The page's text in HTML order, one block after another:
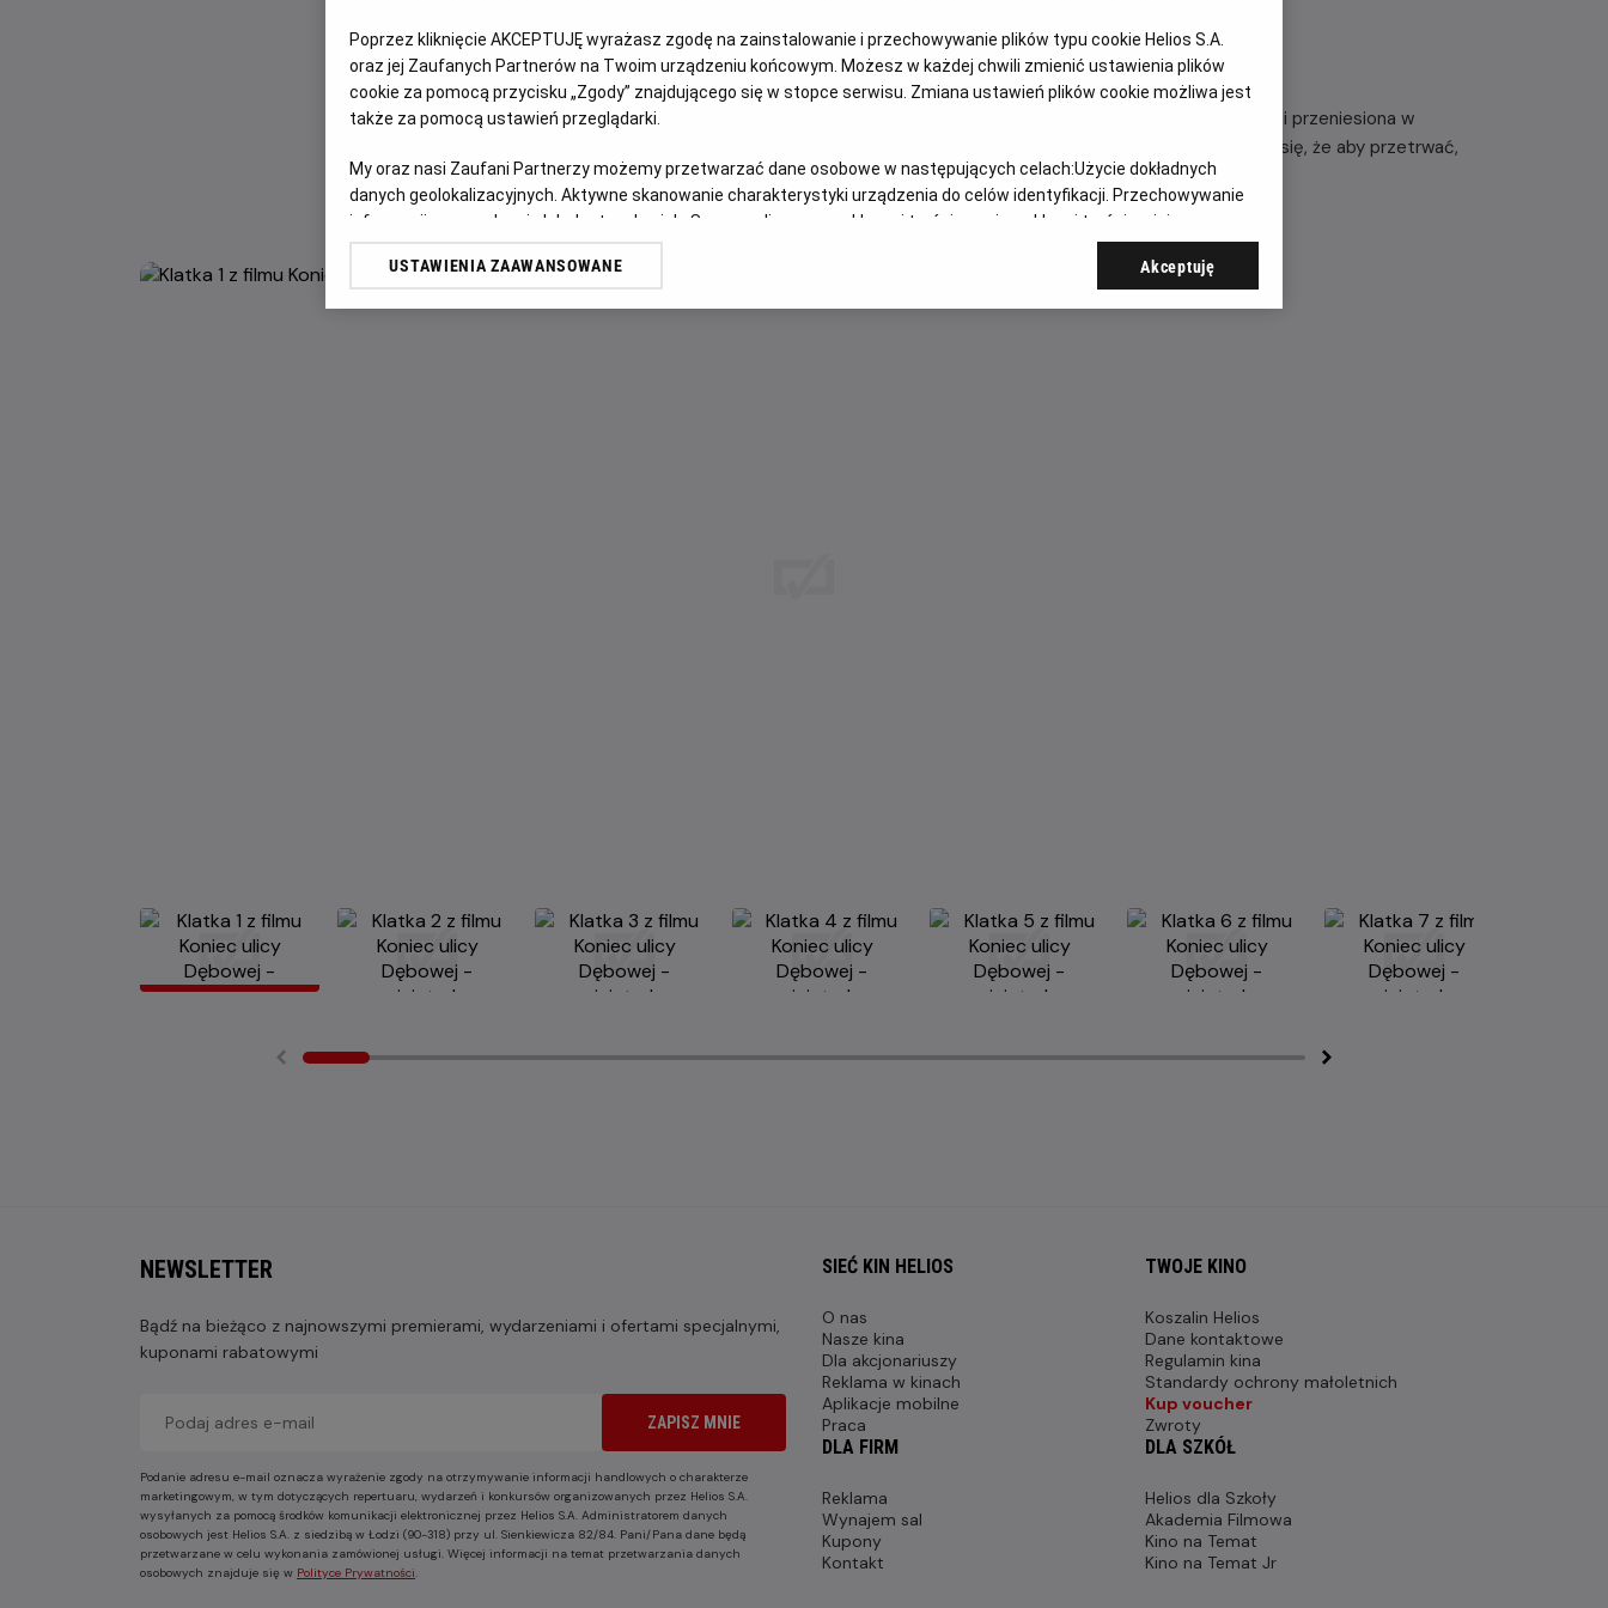
OPIS FILMU
Wskutek tajemniczego wydarzenia ulica Dębowa zostaje oddzielona od przedmieść i przeniesiona w
nieznane miejsce. Tam, w zupełnie obcej okolicy, rodzina Plattów szybko przekonuje się, że ​​aby przetrwać,
musi trzymać się razem.
NEWSLETTER
Bądź na bieżąco z najnowszymi premierami, wydarzeniami i ofertami specjalnymi,
kuponami rabatowymi
ZAPISZ MNIE
Podanie adresu e-mail oznacza wyrażenie zgody na otrzymywanie informacji handlowych o charakterze
marketingowym, w tym dotyczących repertuaru, wydarzeń i konkursów organizowanych przez Helios S.A.
wysyłanych za pomocą środków komunikacji elektronicznej przez Helios S.A. Administratorem danych
osobowych jest Helios S.A. z siedzibą w Łodzi (90-318) przy ul. Sienkiewicza 82/84. Pani/Pana dane będą
przetwarzane w celu wykonania zamówionej usługi. Więcej informacji na temat przetwarzania danych
osobowych znajduje się w Polityce Prywatności.
SIEĆ KIN HELIOS
O nas
Nasze kina
Dla akcjonariuszy
Reklama w kinach
Aplikacje mobilne
Praca
TWOJE KINO
Koszalin Helios
Dane kontaktowe
Regulamin kina
Standardy ochrony małoletnich
Kup voucher
Zwroty
DLA FIRM
Reklama
Wynajem sal
Kupony
Kontakt
DLA SZKÓŁ
Helios dla Szkoły
Akademia Filmowa
Kino na Temat
Kino na Temat Jr
Poprzez kliknięcie AKCEPTUJĘ wyrażasz zgodę na zainstalowanie i przechowywanie plików typu cookie Helios S.A.
oraz jej Zaufanych Partnerów na Twoim urządzeniu końcowym. Możesz w każdej chwili zmienić ustawienia plików
cookie za pomocą przycisku „Zgody” znajdującego się w stopce serwisu. Zmiana ustawień plików cookie możliwa jest
także za pomocą ustawień przeglądarki.
My oraz nasi Zaufani Partnerzy możemy przetwarzać dane osobowe w następujących celach:Użycie dokładnych
danych geolokalizacyjnych. Aktywne skanowanie charakterystyki urządzenia do celów identyfikacji. Przechowywanie
informacji na urządzeniu lub dostęp do nich. Spersonalizowane reklamy i treści, pomiar reklam i treści, opinie
odbiorców i ulepszanie usług.
USTAWIENIA ZAAWANSOWANE Akceptuję